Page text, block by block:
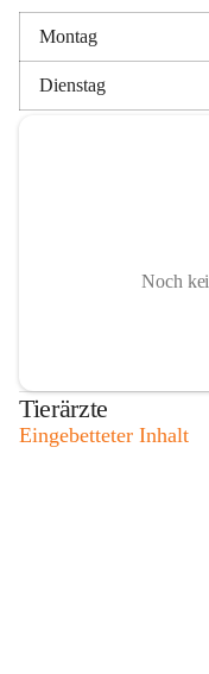
Montag
Dienstag
Noch
Tierärzte
Eingebetteter Inhalt